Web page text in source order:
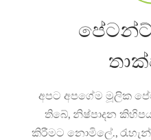
අපට අපගේම මූලික
තිබේ, නිෂ්පාදන
කිරීමට නොමිලේ.,